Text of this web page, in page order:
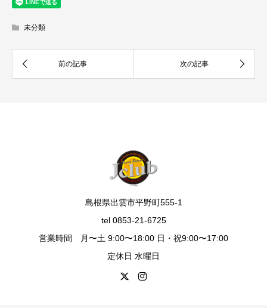
未分類
島根県出雲市平野町555-1
tel 0853-21-6725
営業時間 月〜土 9:00〜18:00 日・祝9:00〜17:00
定休日 水曜日